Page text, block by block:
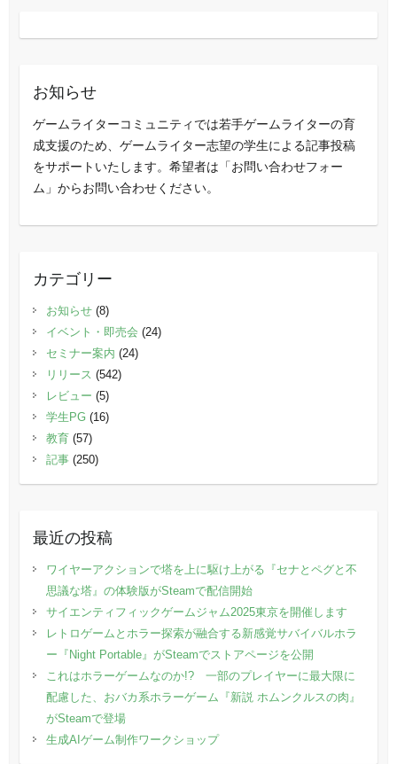
お知らせ
ゲームライターコミュニティでは若手ゲームライターの育
成支援のため、ゲームライター志望の学生による記事投稿
をサポートいたします。希望者は「お問い合わせフォー
ム」からお問い合わせください。
カテゴリー
お知らせ(8)
イベント・即売会 (24)
セミナー案内 (24)
リリース (542)
レビュー (5)
学生PG(16)
教育(57)
記事(250)
最近の投稿
ワイヤーアクションで塔を上に駆け上がる『セナとペグと不
思議な塔』の体験版がSteamで配信開始
サイエンティフィックゲームジャム2025東京を開催します
レトロゲームとホラー探索が融合する新感覚サバイバルホラ
ー『Night Portable』がSteamでストアページを公開
これはホラーゲームなのか!? 一部のプレイヤーに最大限に
配慮した、おバカ系ホラーゲーム『新説 ホムンクルスの肉』
がSteamで登場
生成AIゲーム制作ワークショップ